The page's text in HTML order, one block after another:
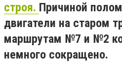
строя. Причиной
двигатели на старом
маршрутам №7 и №2
немного сокращено.